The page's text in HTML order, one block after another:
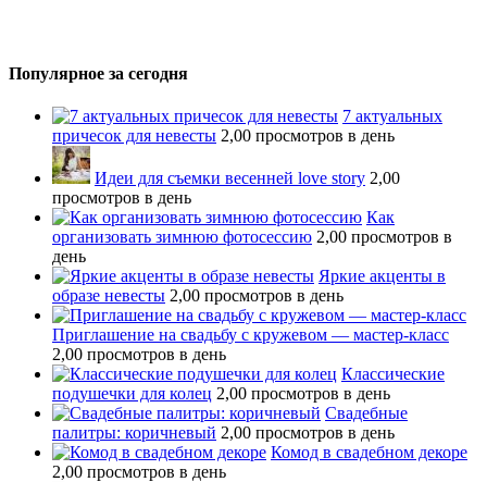
Популярное за сегодня
7 актуальных
причесок для невесты 2,00 просмотров в день
Идеи для съемки весенней love story 2,00
просмотров в день
Как
организовать зимнюю фотосессию 2,00 просмотров в
день
Яркие акценты в
образе невесты 2,00 просмотров в день
Приглашение на свадьбу с кружевом — мастер-класс
2,00 просмотров в день
Классические
подушечки для колец 2,00 просмотров в день
Свадебные
палитры: коричневый 2,00 просмотров в день
Комод в свадебном декоре
2,00 просмотров в день